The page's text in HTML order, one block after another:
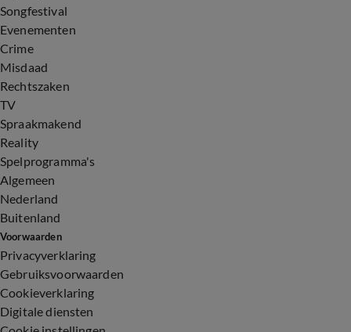
Songfestival
Evenementen
Crime
Misdaad
Rechtszaken
TV
Spraakmakend
Reality
Spelprogramma's
Algemeen
Nederland
Buitenland
Voorwaarden
Privacyverklaring
Gebruiksvoorwaarden
Cookieverklaring
Digitale diensten